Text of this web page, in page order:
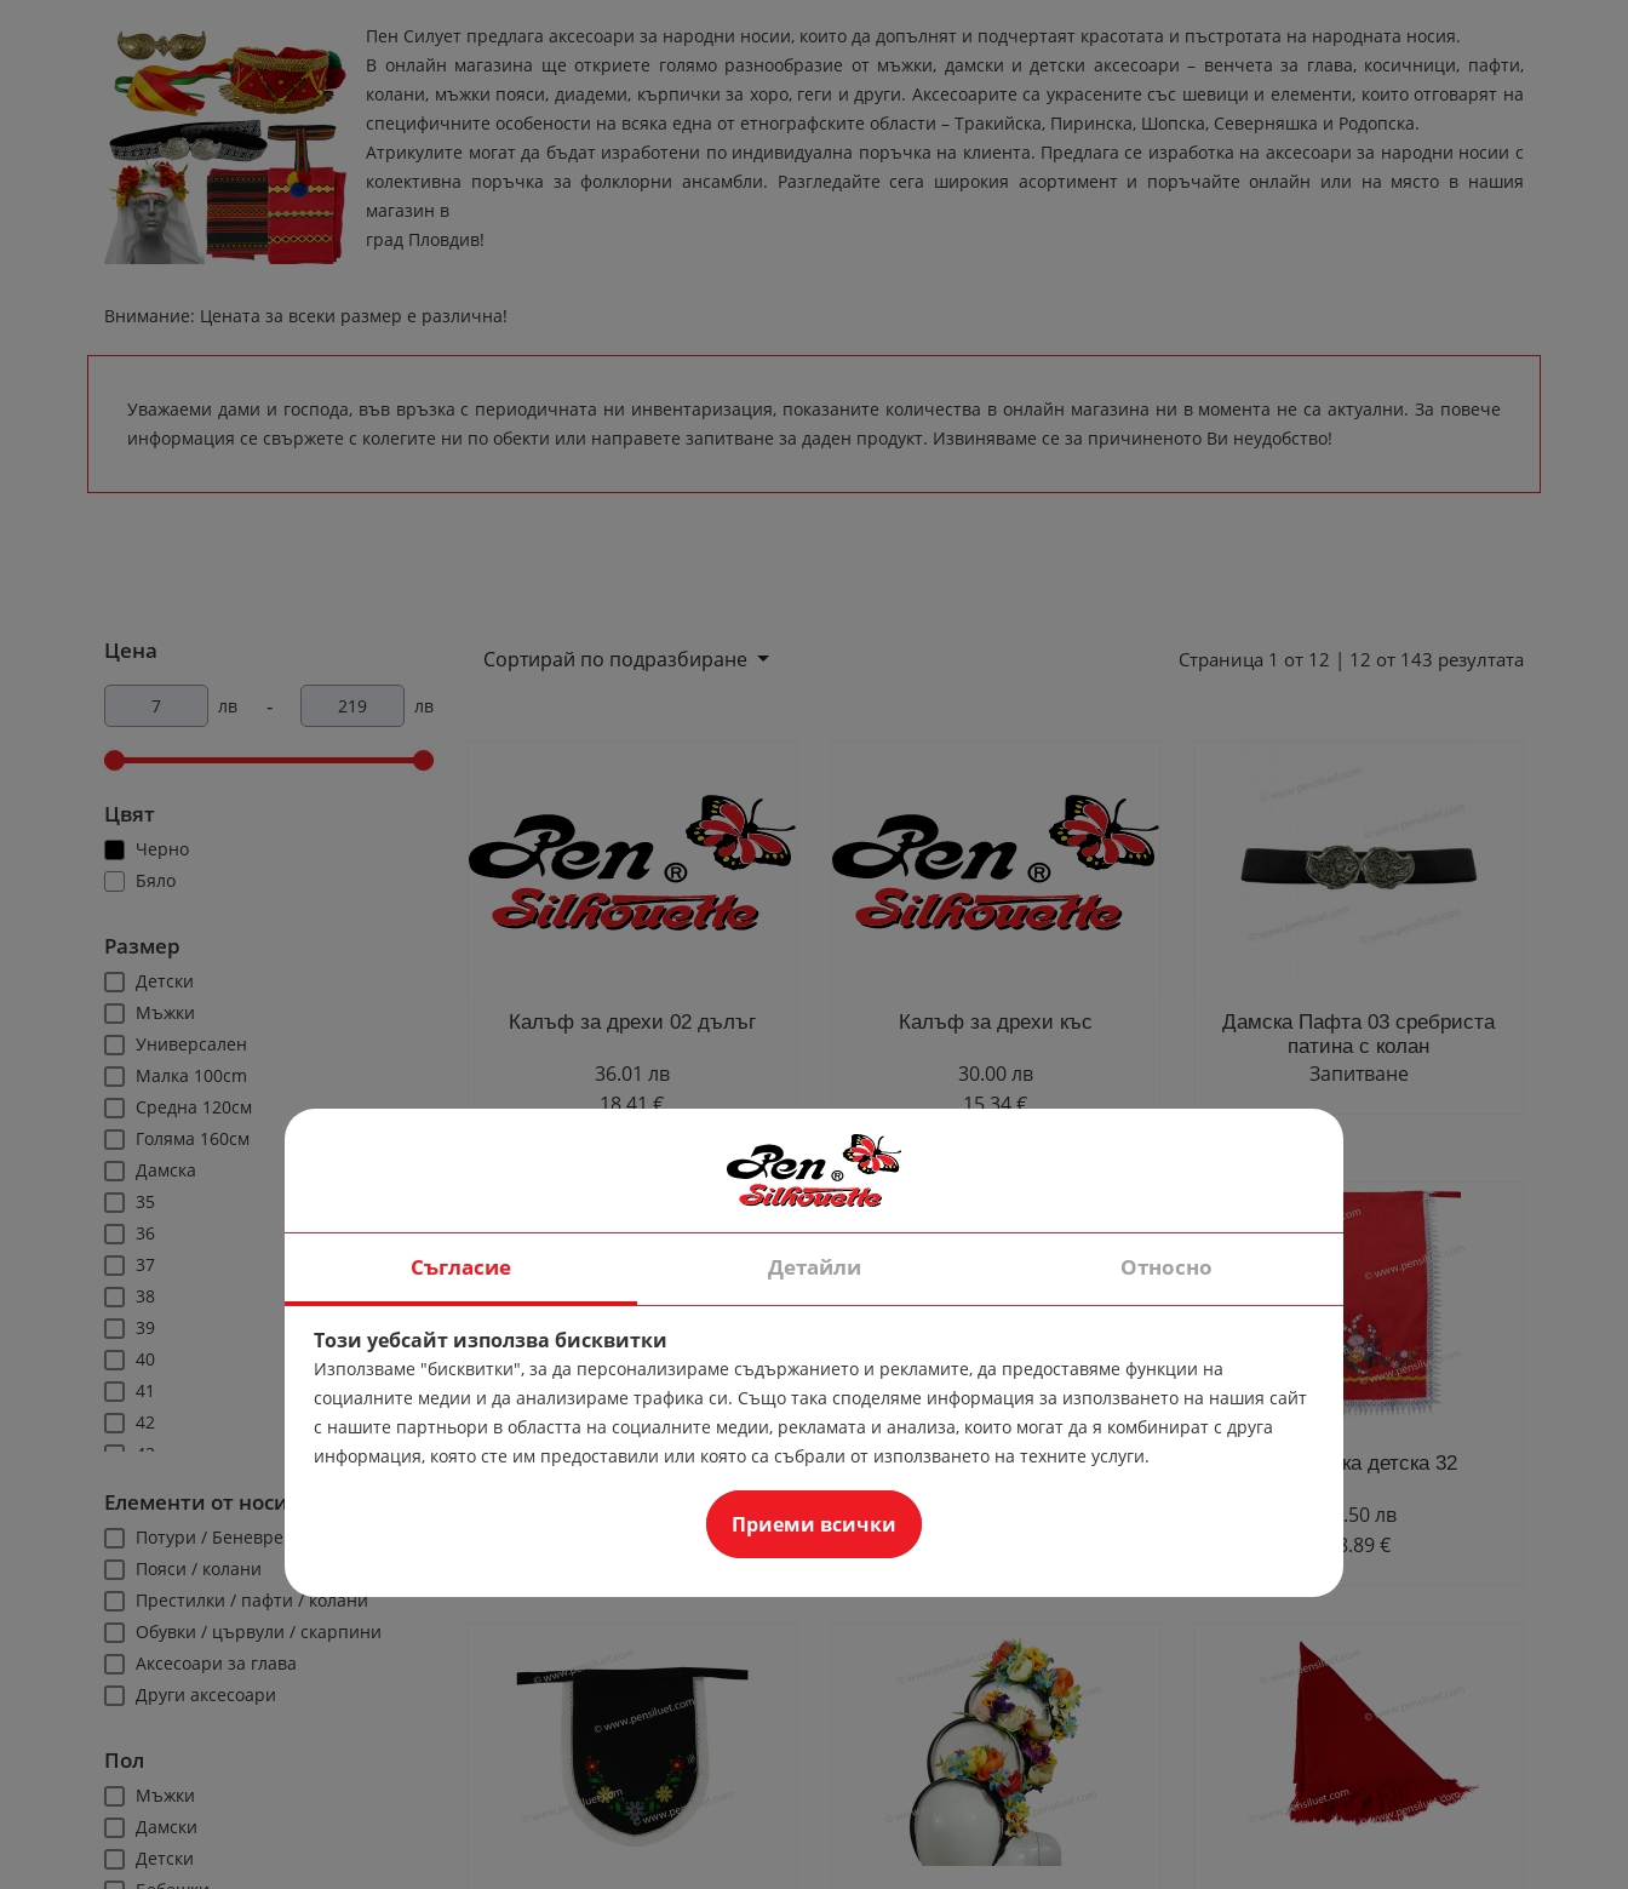
Пен Силует предлага аксесоари за народни носии, които да допълнят и подчертаят красотата и пъстротата на народната носия.
В онлайн магазина ще откриете голямо разнообразие от мъжки, дамски и детски аксесоари – венчета за глава, косичници, пафти,
колани, мъжки пояси, диадеми, кърпички за хоро, геги и други. Аксесоарите са украсените със шевици и елементи, които отговарят на
специфичните особености на всяка една от етнографските области – Тракийска, Пиринска, Шопска, Северняшка и Родопска.
Атрикулите могат да бъдат изработени по индивидуална поръчка на клиента. Предлага се изработка на аксесоари за народни носии с
колективна поръчка за фолклорни ансамбли. Разгледайте сега широкия асортимент и поръчайте онлайн или на място в нашия
магазин в
град Пловдив!
Внимание: Цената за всеки размер е различна!
Уважаеми дами и господа, във връзка с периодичната ни инвентаризация, показаните количества в онлайн магазина ни в момента не са актуални. За повече
информация се свържете с колегите ни по обекти или направете запитване за даден продукт. Извиняваме се за причиненото Ви неудобство!
Цена
лв - лв
Цвят
Черно
Бяло
Размер
Детски
Мъжки
Универсален
Малка 100cm
Средна 120см
Голяма 160см
Дамска
35
36
37
38
39
40
41
42
43
45
46
27
28
29
30
31
33
34
37.5
38.5
Елементи от носии
Потури / Беневреци / навой
Пояси / колани
Престилки / пафти / колани
Обувки / цървули / скарпини
Аксесоари за глава
Други аксесоари
Пол
Мъжки
Дамски
Детски
Сортирай по подразбиране Страница 1 от 12 | 12 от 143 резултата
Калъф за дрехи 02 дълъг
36.01 лв
18.41 €
Калъф за дрехи къс
30.00 лв
15.34 €
Дамска Пафта 03 сребриста
патина с колан
Запитване
Дамска Пафта 03 златиста
Лента за глава с пендари Престилка детска 32
56.50 лв
28.89 €
Съгласие Детайли Относно
Този уебсайт използва бисквитки
Използваме "бисквитки", за да персонализираме съдържанието и рекламите, да предоставяме функции на
социалните медии и да анализираме трафика си. Също така споделяме информация за използването на нашия сайт
с нашите партньори в областта на социалните медии, рекламата и анализа, които могат да я комбинират с друга
информация, която сте им предоставили или която са събрали от използването на техните услуги.
Приеми всички